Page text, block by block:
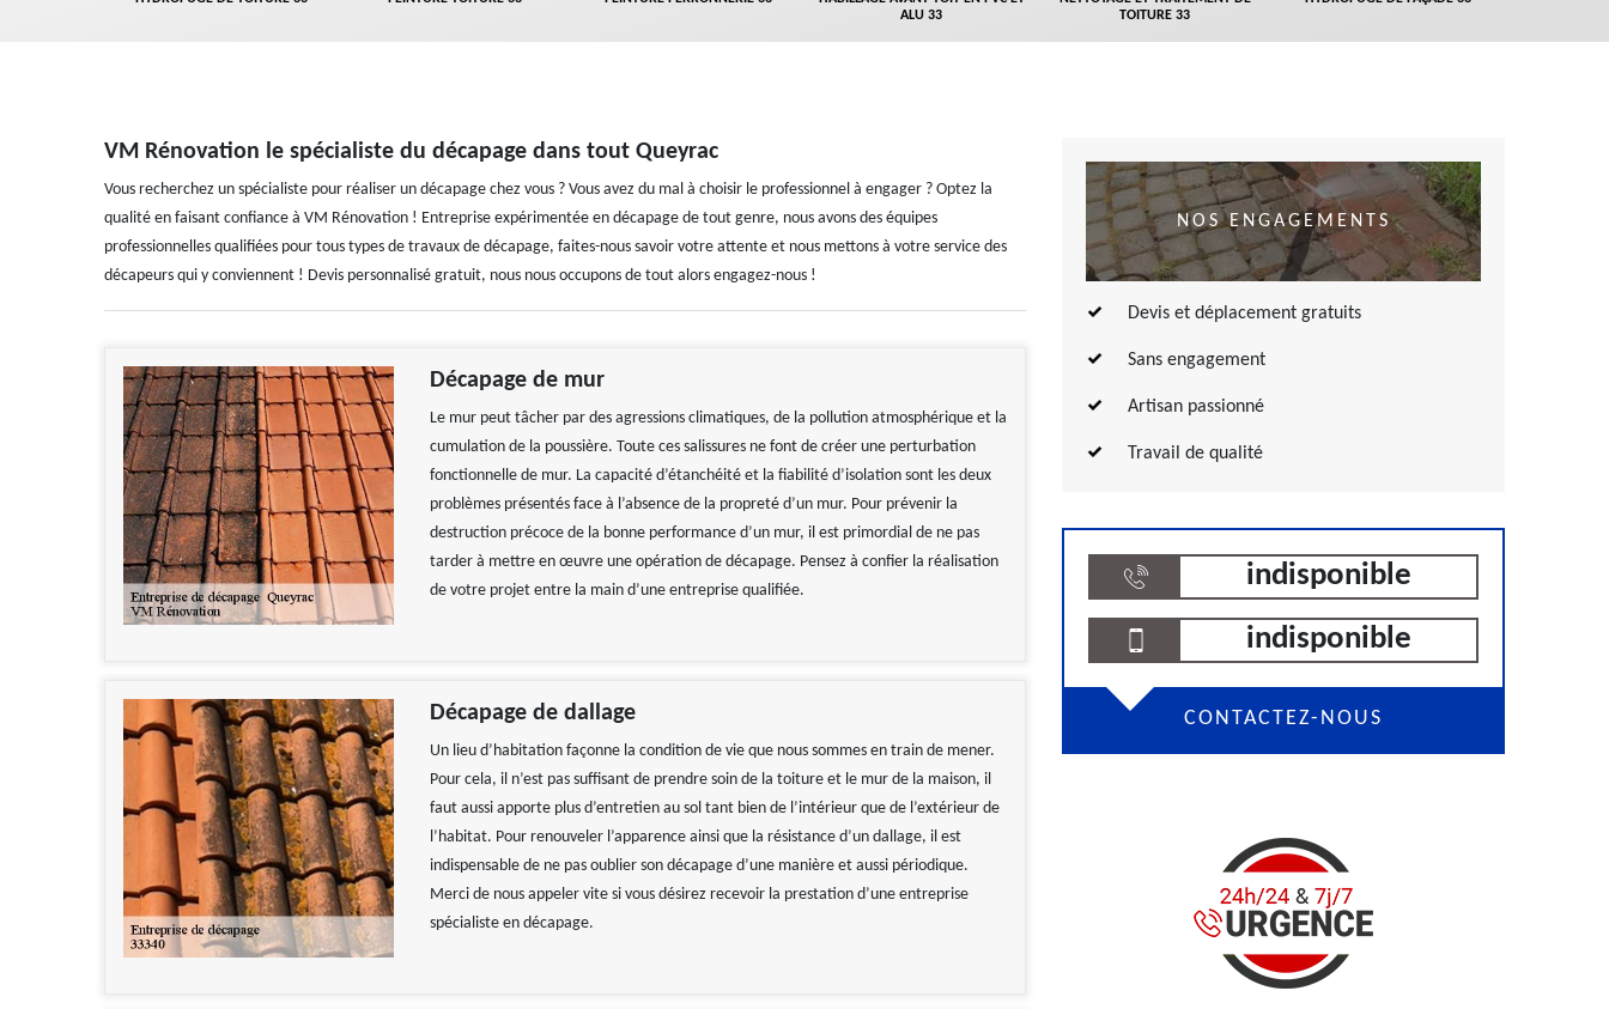
ALU 33
TOITURE 33
VM Rénovation le spécialiste du décapage dans tout Queyrac
Vous recherchez un spécialiste pour réaliser un décapage chez vous ? Vous avez du mal à choisir le professionnel à engager ? Optez la
qualité en faisant confiance à VM Rénovation ! Entreprise expérimentée en décapage de tout genre, nous avons des équipes
professionnelles qualifiées pour tous types de travaux de décapage, faites-nous savoir votre attente et nous mettons à votre service des
décapeurs qui y conviennent ! Devis personnalisé gratuit, nous nous occupons de tout alors engagez-nous !
Décapage de mur
Le mur peut tâcher par des agressions climatiques, de la pollution atmosphérique et la
cumulation de la poussière. Toute ces salissures ne font de créer une perturbation
fonctionnelle de mur. La capacité d’étanchéité et la fiabilité d’isolation sont les deux
problèmes présentés face à l’absence de la propreté d’un mur. Pour prévenir la
destruction précoce de la bonne performance d’un mur, il est primordial de ne pas
tarder à mettre en œuvre une opération de décapage. Pensez à confier la réalisation
de votre projet entre la main d’une entreprise qualifiée.
Décapage de dallage
Un lieu d’habitation façonne la condition de vie que nous sommes en train de mener.
Pour cela, il n’est pas suffisant de prendre soin de la toiture et le mur de la maison, il
faut aussi apporte plus d’entretien au sol tant bien de l’intérieur que de l’extérieur de
l’habitat. Pour renouveler l’apparence ainsi que la résistance d’un dallage, il est
indispensable de ne pas oublier son décapage d’une manière et aussi périodique.
Merci de nous appeler vite si vous désirez recevoir la prestation d’une entreprise
spécialiste en décapage.
NOS ENGAGEMENTS
Devis et déplacement gratuits
Sans engagement
Artisan passionné
Travail de qualité
indisponible
indisponible
CONTACTEZ-NOUS